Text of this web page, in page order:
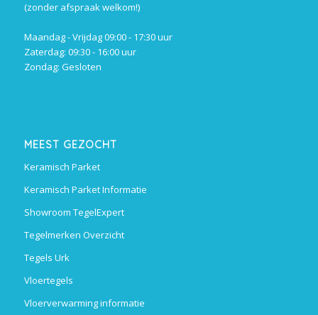
(zonder afspraak welkom!)
Maandag - Vrijdag 09:00 - 17:30 uur
Zaterdag: 09:30 - 16:00 uur
Zondag: Gesloten
MEEST GEZOCHT
Keramisch Parket
Keramisch Parket Informatie
Showroom TegelExpert
Tegelmerken Overzicht
Tegels Urk
Vloertegels
Vloerverwarming informatie